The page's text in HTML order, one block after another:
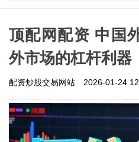
顶配网配资 中国
外市场的杠杆利器
配资炒股交易网站 2026-01-24